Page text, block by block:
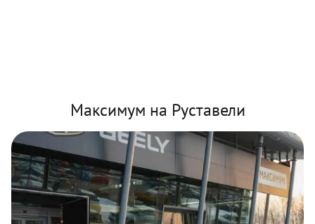
Максимум на Руставели